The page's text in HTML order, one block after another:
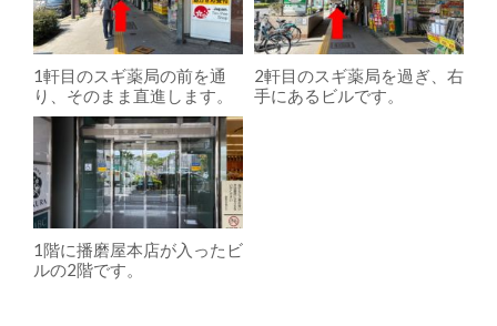
1軒目のスギ薬局の前を通
り、そのまま直進します。
2軒目のスギ薬局を過ぎ、右
手にあるビルです。
1階に播磨屋本店が入ったビ
ルの2階です。